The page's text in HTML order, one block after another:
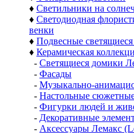
♦ Светильники на
♦ Светодиодная
венки
♦ Подвесные
♦ Керамическая
- Светящиеся домики
- Фасады
- Музыкально-
- Настольные
- Фигурки людей и
- Декоративные
- Аксессуары Лемакс